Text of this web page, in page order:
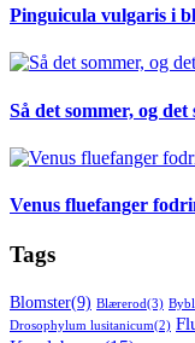
Pinguicula vulgaris i
Så det sommer, og
Venus fluefanger
Tags
Blomster(9) Blærerod(3)
Drosophylum lusitanicum(2)